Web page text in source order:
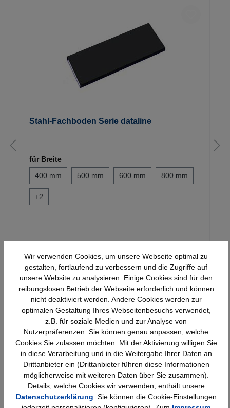
Stahl-Fachboden Serie dataline
für Breite
400 mm
500 mm 600 mm 800 mm
+2
27,13 €*
Produktgalerie überspringen
Ähnliche Artikel
Wir verwenden Cookies, um unsere Webseite optimal zu
gestalten, fortlaufend zu verbessern und die Zugriffe auf
unsere Website zu analysieren. Einige Cookies sind für den
reibungslosen Betrieb der Webseite erforderlich und können
nicht deaktiviert werden. Andere Cookies werden zur
optimalen Gestaltung Ihres Webseitenbesuchs verwendet,
z.B. für soziale Medien und zur Analyse von
Nutzerpräferenzen. Sie können genau anpassen, welche
Cookies Sie zulassen möchten. Mit der Aktivierung willigen Sie
in diese Verarbeitung und in die Weitergabe Ihrer Daten an
Drittanbieter ein (Drittanbieter führen diese Informationen
möglicherweise mit weiteren Daten über Sie zusammen).
Details, welche Cookies wir verwenden, enthält unsere
Datenschutzerklärung . Sie können die Cookie-Einstellungen